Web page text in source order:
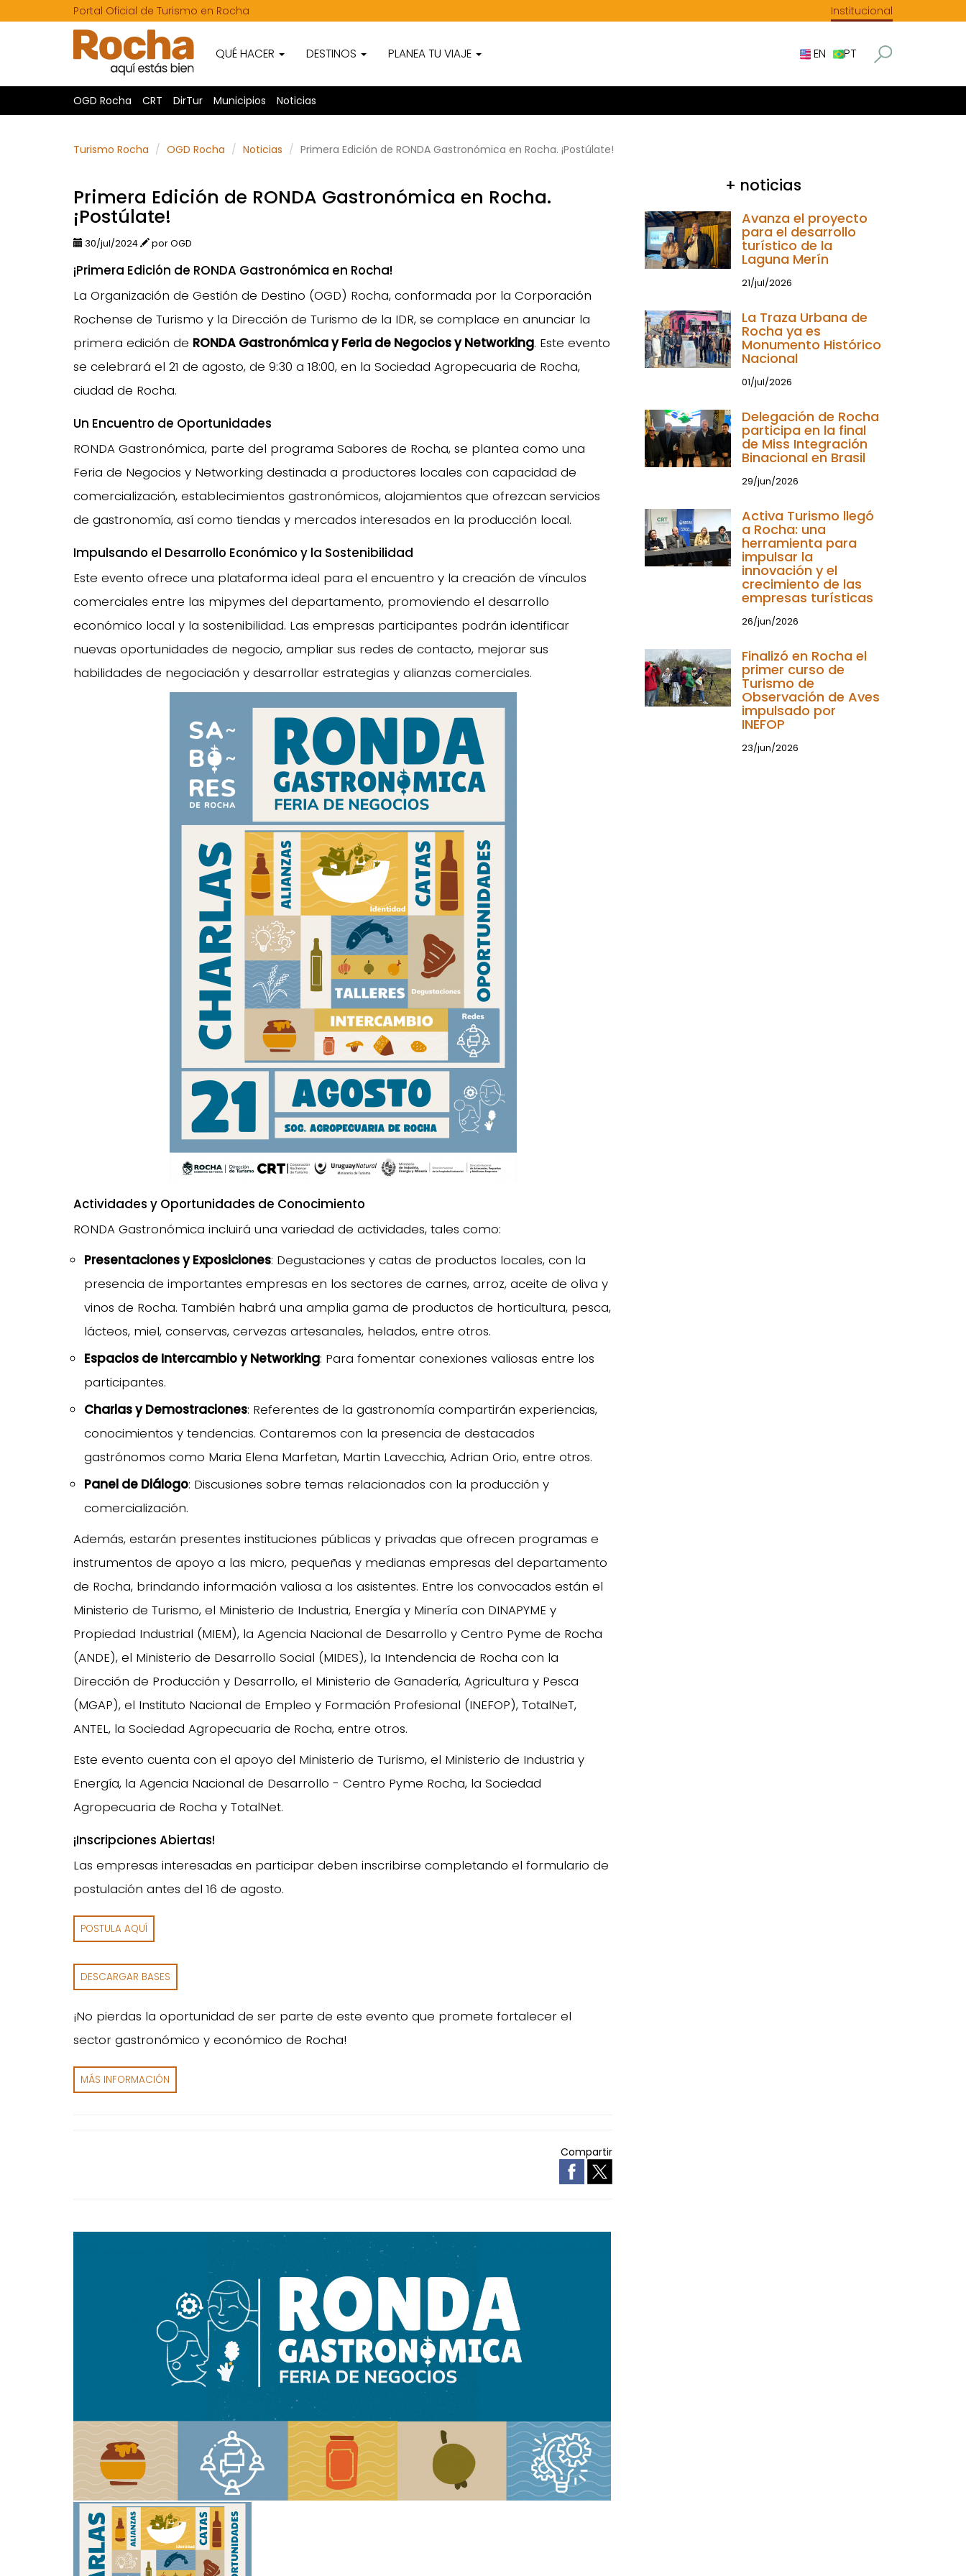
Portal Oficial de Turismo en Rocha Institucional
QUÉ HACER DESTINOS PLANEA TU VIAJE EN PT
OGD Rocha CRT DirTur Municipios Noticias
Turismo Rocha OGD Rocha Noticias Primera Edición de RONDA Gastronómica en Rocha. ¡Postúlate!
Primera Edición de RONDA Gastronómica en Rocha.
¡Postúlate!
30/jul/2024 por OGD
¡Primera Edición de RONDA Gastronómica en Rocha!
La Organización de Gestión de Destino (OGD) Rocha, conformada por la Corporación
Rochense de Turismo y la Dirección de Turismo de la IDR, se complace en anunciar la
primera edición de RONDA Gastronómica y Feria de Negocios y Networking. Este evento
se celebrará el 21 de agosto, de 9:30 a 18:00, en la Sociedad Agropecuaria de Rocha,
ciudad de Rocha.
Un Encuentro de Oportunidades
RONDA Gastronómica, parte del programa Sabores de Rocha, se plantea como una
Feria de Negocios y Networking destinada a productores locales con capacidad de
comercialización, establecimientos gastronómicos, alojamientos que ofrezcan servicios
de gastronomía, así como tiendas y mercados interesados en la producción local.
Impulsando el Desarrollo Económico y la Sostenibilidad
Este evento ofrece una plataforma ideal para el encuentro y la creación de vínculos
comerciales entre las mipymes del departamento, promoviendo el desarrollo
económico local y la sostenibilidad. Las empresas participantes podrán identificar
nuevas oportunidades de negocio, ampliar sus redes de contacto, mejorar sus
habilidades de negociación y desarrollar estrategias y alianzas comerciales.
Actividades y Oportunidades de Conocimiento
RONDA Gastronómica incluirá una variedad de actividades, tales como:
Presentaciones y Exposiciones: Degustaciones y catas de productos locales, con la
presencia de importantes empresas en los sectores de carnes, arroz, aceite de oliva y
vinos de Rocha. También habrá una amplia gama de productos de horticultura, pesca,
lácteos, miel, conservas, cervezas artesanales, helados, entre otros.
Espacios de Intercambio y Networking: Para fomentar conexiones valiosas entre los
participantes.
Charlas y Demostraciones: Referentes de la gastronomía compartirán experiencias,
conocimientos y tendencias. Contaremos con la presencia de destacados
gastrónomos como Maria Elena Marfetan, Martin Lavecchia, Adrian Orio, entre otros.
Panel de Diálogo: Discusiones sobre temas relacionados con la producción y
comercialización.
Además, estarán presentes instituciones públicas y privadas que ofrecen programas e
instrumentos de apoyo a las micro, pequeñas y medianas empresas del departamento
de Rocha, brindando información valiosa a los asistentes. Entre los convocados están el
Ministerio de Turismo, el Ministerio de Industria, Energía y Minería con DINAPYME y
Propiedad Industrial (MIEM), la Agencia Nacional de Desarrollo y Centro Pyme de Rocha
(ANDE), el Ministerio de Desarrollo Social (MIDES), la Intendencia de Rocha con la
Dirección de Producción y Desarrollo, el Ministerio de Ganadería, Agricultura y Pesca
(MGAP), el Instituto Nacional de Empleo y Formación Profesional (INEFOP), TotalNeT,
ANTEL, la Sociedad Agropecuaria de Rocha, entre otros.
Este evento cuenta con el apoyo del Ministerio de Turismo, el Ministerio de Industria y
Energía, la Agencia Nacional de Desarrollo - Centro Pyme Rocha, la Sociedad
Agropecuaria de Rocha y TotalNet.
¡Inscripciones Abiertas!
Las empresas interesadas en participar deben inscribirse completando el formulario de
postulación antes del 16 de agosto.
POSTULA AQUÍ
DESCARGAR BASES
¡No pierdas la oportunidad de ser parte de este evento que promete fortalecer el
sector gastronómico y económico de Rocha!
MÁS INFORMACIÓN
Compartir
+ noticias
Avanza el proyecto
para el desarrollo
turístico de la
Laguna Merín
21/jul/2026
La Traza Urbana de
Rocha ya es
Monumento Histórico
Nacional
01/jul/2026
Delegación de Rocha
participa en la final
de Miss Integración
Binacional en Brasil
29/jun/2026
Activa Turismo llegó
a Rocha: una
herramienta para
impulsar la
innovación y el
crecimiento de las
empresas turísticas
26/jun/2026
Finalizó en Rocha el
primer curso de
Turismo de
Observación de Aves
impulsado por
INEFOP
23/jun/2026